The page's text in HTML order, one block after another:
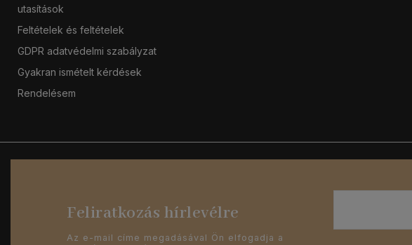
utasítások
Feltételek és feltételek
GDPR adatvédelmi szabályzat
Gyakran ismételt kérdések
Rendelésem
Feliratkozás hírlevélre
Az e-mail címe megadásával Ön elfogadja a